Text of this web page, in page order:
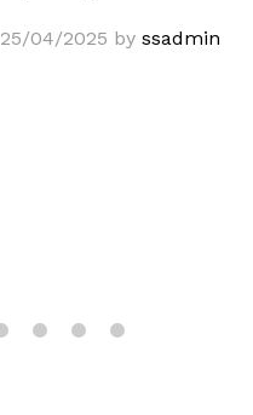
25/04/2025 by ssadmin